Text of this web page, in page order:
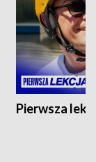
Pierwsza